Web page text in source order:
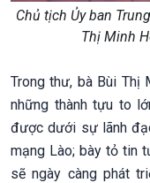
Chủ tịch Ủy ban
Thị Minh
Trong thư, bà Bùi Thị
những thành tựu to
được dưới sự lãnh
mạng Lào; bày tỏ tin
sẽ ngày càng phát